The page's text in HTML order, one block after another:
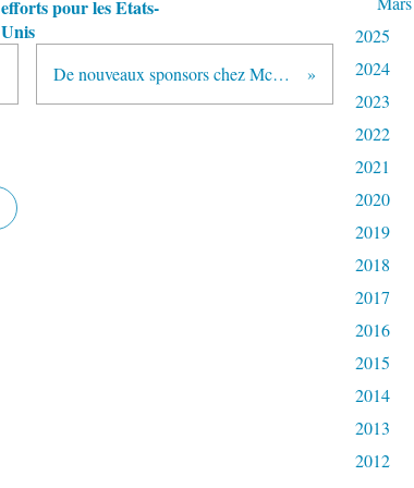
efforts pour les Etats-
Unis
De nouveaux sponsors chez McLaren
2025
2024
2023
2022
2021
2020
2019
2018
2017
2016
2015
2014
2013
2012